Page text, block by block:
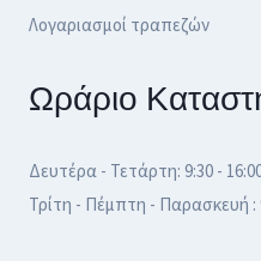
Λογαριασμοί τραπεζών
Ωράριο
Δευτέρα - Τετάρτη: 9:30 -
Τρίτη - Πέμπτη - Παρασκευή :